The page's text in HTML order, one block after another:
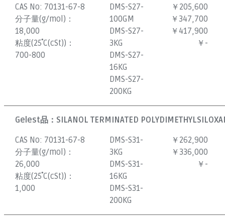
CAS No: 70131-67-8
分子量(g/mol)：
18,000
粘度(25˚C(cSt))：
700-800
DMS-S27-
100GM
DMS-S27-
3KG
DMS-S27-
16KG
DMS-S27-
200KG
￥205,600
￥347,700
￥417,900
￥-
Gelest品： SILANOL TERMINATED
CAS No: 70131-67-8
分子量(g/mol)：
26,000
粘度(25˚C(cSt))：
1,000
DMS-S31-
3KG
DMS-S31-
16KG
DMS-S31-
200KG
￥262,900
￥336,000
￥-